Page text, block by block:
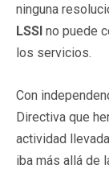
ninguna
LSSI no puede
los servicios.
Con
Directiva que
actividad
iba más allá de